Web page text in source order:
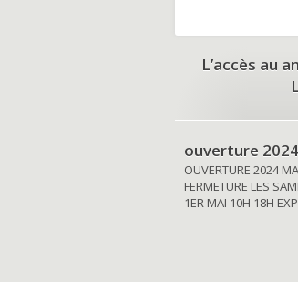
L’accès au
ouverture 2024
OUVERTURE 2024
FERMETURE LES
1ER MAI 10H 18H